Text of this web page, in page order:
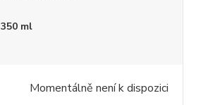
350 ml
Momentálně není k dispozici